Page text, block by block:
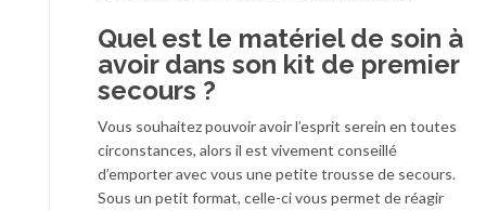
Quel est le matériel de soin à
avoir dans son kit de premier
secours ?
Vous souhaitez pouvoir avoir l’esprit serein en toutes
circonstances, alors il est vivement conseillé
d’emporter avec vous une petite trousse de secours.
Sous un petit format, celle-ci vous permet de réagir